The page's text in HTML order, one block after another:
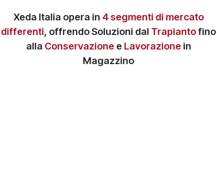
Xeda Italia opera in 4 segmenti di mercato
differenti, offrendo Soluzioni dal Trapiantofino
alla Conservazione e Lavorazione in
Magazzino